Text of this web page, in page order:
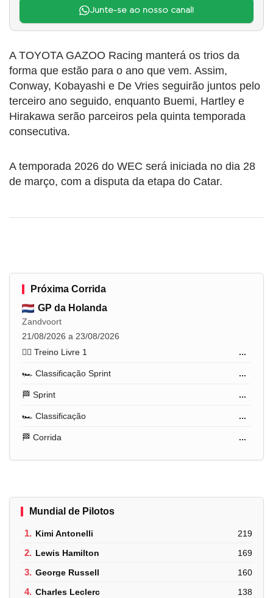
Junte-se ao nosso canal!
A TOYOTA GAZOO Racing manterá os trios da
forma que estão para o ano que vem. Assim,
Conway, Kobayashi e De Vries seguirão juntos pelo
terceiro ano seguido, enquanto Buemi, Hartley e
Hirakawa serão parceiros pela quinta temporada
consecutiva.
A temporada 2026 do WEC será iniciada no dia 28
de março, com a disputa da etapa do Catar.
Próxima Corrida
GP da Holanda
Zandvoort
21/08/2026 a 23/08/2026
🏋️‍♂️ Treino Livre 1
...
🏎️ Classificação Sprint ...
🏁 Sprint ...
🏎️ Classificação ...
🏁 Corrida ...
Mundial de Pilotos
1. Kimi Antonelli 219
2. Lewis Hamilton 169
3. George Russell 160
4. Charles Leclerc 138